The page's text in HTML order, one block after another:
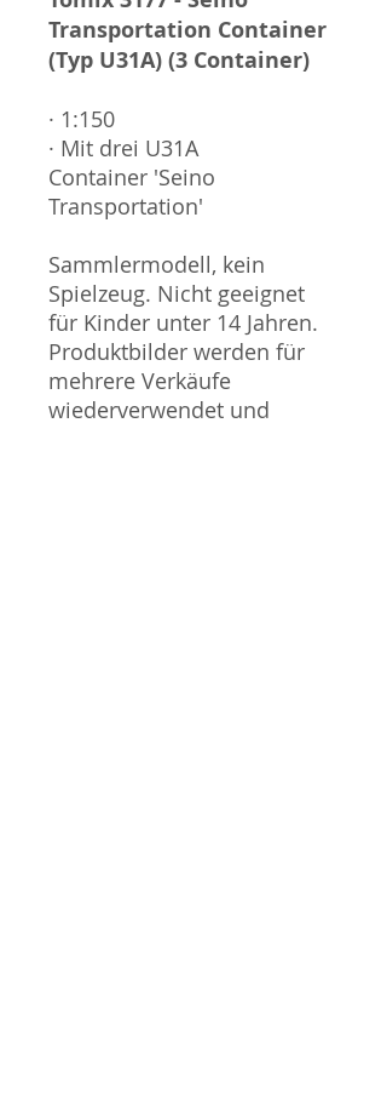
Transportation Container
(Typ U31A) (3 Container)
· 1:150
· Mit drei U31A
Container 'Seino
Transportation'
Sammlermodell, kein
Spielzeug. Nicht geeignet
für Kinder unter 14 Jahren.
Produktbilder werden für
mehrere Verkäufe
wiederverwendet und